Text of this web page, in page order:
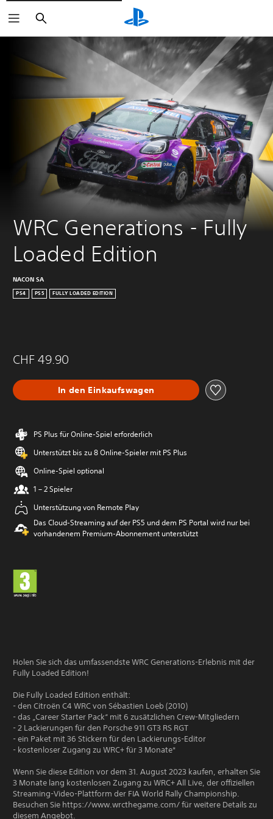
Suchen
WRC Generations - Fully
Loaded Edition
NACON SA
PS4 PS5 FULLY LOADED EDITION
CHF 49.90
In den Einkaufswagen
PS Plus für Online-Spiel erforderlich
Unterstützt bis zu 8 Online-Spieler mit PS Plus
Online-Spiel optional
1 – 2 Spieler
Unterstützung von Remote Play
Das Cloud-Streaming auf der PS5 und dem PS Portal wird nur bei
vorhandenem Premium-Abonnement unterstützt
Holen Sie sich das umfassendste WRC Generations-Erlebnis mit der
Fully Loaded Edition!
Die Fully Loaded Edition enthält:
- den Citroën C4 WRC von Sébastien Loeb (2010)
- das „Career Starter Pack“ mit 6 zusätzlichen Crew-Mitgliedern
- 2 Lackierungen für den Porsche 911 GT3 RS RGT
- ein Paket mit 36 Stickern für den Lackierungs-Editor
- kostenloser Zugang zu WRC+ für 3 Monate*
Wenn Sie diese Edition vor dem 31. August 2023 kaufen, erhalten Sie
3 Monate lang kostenlosen Zugang zu WRC+ All Live, der offiziellen
Streaming-Video-Plattform der FIA World Rally Championship.
Besuchen Sie https://www.wrcthegame.com/ für weitere Details zu
diesem Angebot.